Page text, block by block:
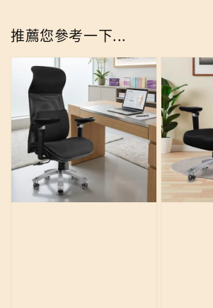
推薦您參考一下...